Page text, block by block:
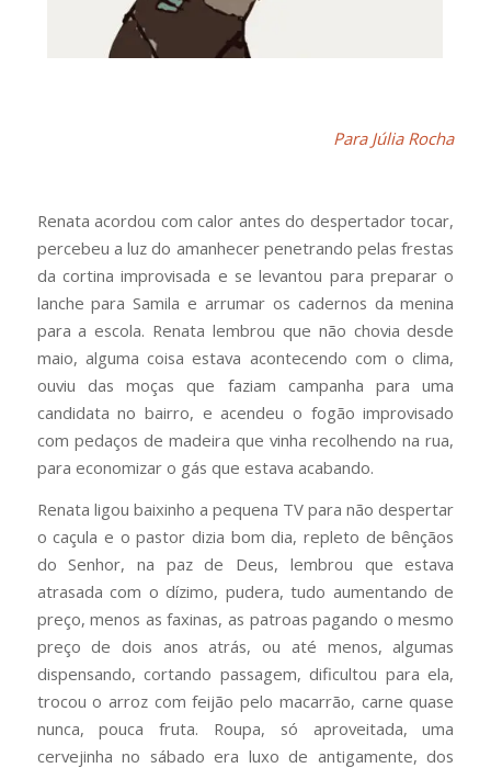
Para Júlia Rocha
Renata acordou com calor antes do despertador tocar,
percebeu a luz do amanhecer penetrando pelas frestas
da cortina improvisada e se levantou para preparar o
lanche para Samila e arrumar os cadernos da menina
para a escola. Renata lembrou que não chovia desde
maio, alguma coisa estava acontecendo com o clima,
ouviu das moças que faziam campanha para uma
candidata no bairro, e acendeu o fogão improvisado
com pedaços de madeira que vinha recolhendo na rua,
para economizar o gás que estava acabando.
Renata ligou baixinho a pequena TV para não despertar
o caçula e o pastor dizia bom dia, repleto de bênçãos
do Senhor, na paz de Deus, lembrou que estava
atrasada com o dízimo, pudera, tudo aumentando de
preço, menos as faxinas, as patroas pagando o mesmo
preço de dois anos atrás, ou até menos, algumas
dispensando, cortando passagem, dificultou para ela,
trocou o arroz com feijão pelo macarrão, carne quase
nunca, pouca fruta. Roupa, só aproveitada, uma
cervejinha no sábado era luxo de antigamente, dos